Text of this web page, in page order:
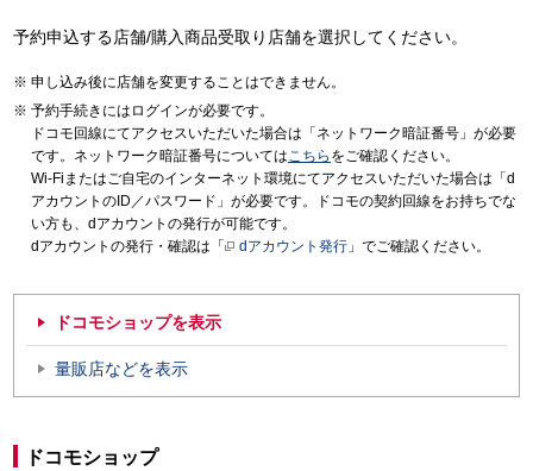
予約申込する店舗/購入商品受取り店舗を選択してください。
申し込み後に店舗を変更することはできません。
予約手続きにはログインが必要です。
ドコモ回線にてアクセスいただいた場合は「ネットワーク暗証番号」が必要
です。ネットワーク暗証番号についてはこちら をご確認ください。
Wi-Fiまたはご自宅のインターネット環境にてアクセスいただいた場合は「d
アカウントのID／パスワード」が必要です。ドコモの契約回線をお持ちでな
い方も、dアカウントの発行が可能です。
dアカウントの発行・確認は「
dアカウント発行 」でご確認ください。
ドコモショップを表示
量販店などを表示
ドコモショップ